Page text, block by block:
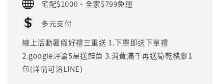
宅配$1000、全家$799免運
多元支付
線上活動暑假好禮三重送 1.下單即送下單禮
2.google評論5星送鮭魚 3.消費滿千再送筍乾豬腳1
包(詳情可洽LINE)